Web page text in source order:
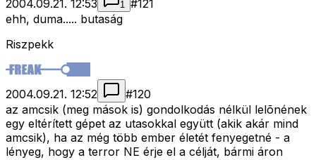
2004.09.21. 12:53 1 #121
ehh, duma..... butaság
Riszpekk
2004.09.21. 12:52 #120
az amcsik (meg mások is) gondolkodás nélkül lelõnének
egy eltérített gépet az utasokkal együtt (akik akár mind
amcsik), ha az még több ember életét fenyegetné - a
lényeg, hogy a terror NE érje el a célját, bármi áron